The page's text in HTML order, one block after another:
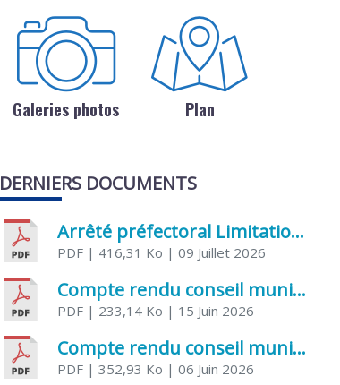
Galeries photos Plan
DERNIERS DOCUMENTS
Arrêté préfectoral Limitation provisoire des usages de l’eau
PDF | 416,31 Ko | 09 Juillet 2026
Compte rendu conseil municipal 5 juin 2026 sénatoriale
PDF | 233,14 Ko | 15 Juin 2026
Compte rendu conseil municipal – 21 avril 2026
PDF | 352,93 Ko | 06 Juin 2026